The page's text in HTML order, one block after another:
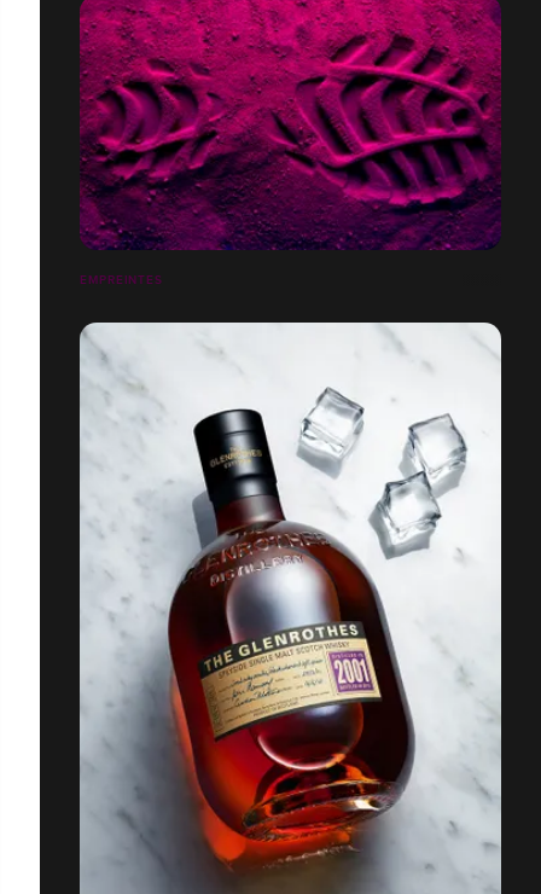
EMPREINTES